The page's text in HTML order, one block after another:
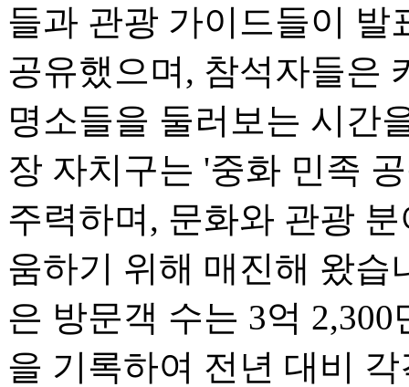
들과 관광 가이드들이 발
공유했으며, 참석자들은
명소들을 둘러보는 시간
장 자치구는 '중화 민족
주력하며, 문화와 관광
움하기 위해 매진해 왔습
은 방문객 수는 3억
을 기록하여 전년 대비